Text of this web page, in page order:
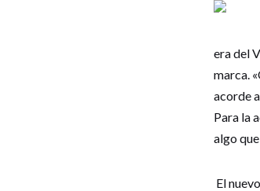
era del
marca.
acorde
Para la
algo
El